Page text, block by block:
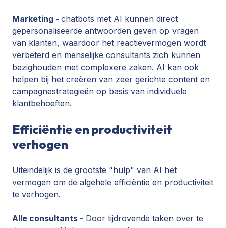
Marketing - chatbots met AI kunnen direct
gepersonaliseerde antwoorden geven op vragen
van klanten, waardoor het reactievermogen wordt
verbeterd en menselijke consultants zich kunnen
bezighouden met complexere zaken. AI kan ook
helpen bij het creëren van zeer gerichte content en
campagnestrategieën op basis van individuele
klantbehoeften.
Efficiëntie en productiviteit
verhogen
Uiteindelijk is de grootste "hulp" van AI het
vermogen om de algehele efficiëntie en productiviteit
te verhogen.
Alle consultants - Door tijdrovende taken over te